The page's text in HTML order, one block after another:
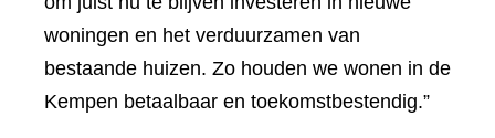
woningen en het verduurzamen van
bestaande huizen. Zo houden we wonen in de
Kempen betaalbaar en toekomstbestendig.”